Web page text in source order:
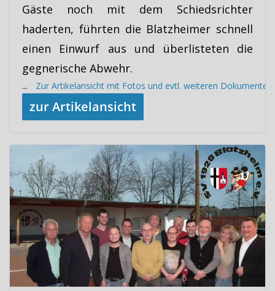
Gäste noch mit dem Schiedsrichter
haderten, führten die Blatzheimer schnell
einen Einwurf aus und überlisteten die
gegnerische Abwehr.
...Zur Artikelansicht mit Fotos und evtl. weiteren Dokumenten
zur Artikelansicht